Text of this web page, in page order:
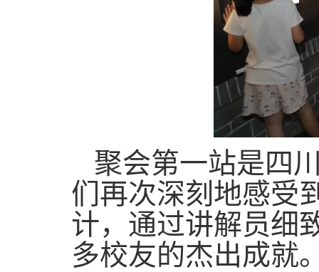
聚会第一站是四
们再次深刻地感受
计，通过讲解员细
多校友的杰出成就